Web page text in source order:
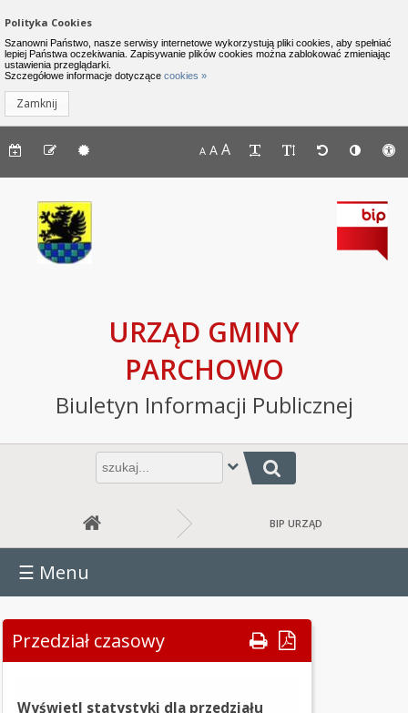
Urząd Gminy Parchowo -
Nawigacja do pomijania linków
Polityka Cookies
Szanowni Państwo, nasze serwisy internetowe wykorzystują pliki cookies, aby spełniać
lepiej Państwa oczekiwania. Zapisywanie plików cookies można zablokować zmieniając
ustawienia przeglądarki.
Szczegółowe informacje dotyczące cookies »
Zamknij
Menu górne
Menu górne - edycja stronyMenu górne - dostępność strony
A A A
URZĄD GMINY
PARCHOWO
Biuletyn Informacji Publicznej
Jesteś tutaj: BIP URZĄD
BIP URZĄD
Wpisz
frazę
do
☰ Menu
Lewe menu
menu
INFORMACJE
Komunikaty
Deklaracja
dostępności
Raport
stanie
URZĄD
BUDŻET
GMINY
RAPORT
O
Przedział czasowy
Wyświetl statystyki dla przedziału